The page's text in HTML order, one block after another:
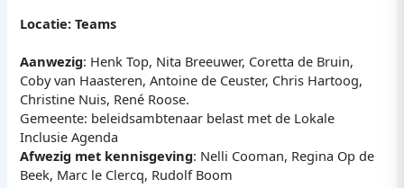
Locatie: Teams
Aanwezig: Henk Top, Nita Breeuwer, Coretta de Bruin,
Coby van Haasteren, Antoine de Ceuster, Chris Hartoog,
Christine Nuis, René Roose.
Gemeente: beleidsambtenaar belast met de Lokale
Inclusie Agenda
Afwezig met kennisgeving: Nelli Cooman, Regina Op de
Beek, Marc le Clercq, Rudolf Boom